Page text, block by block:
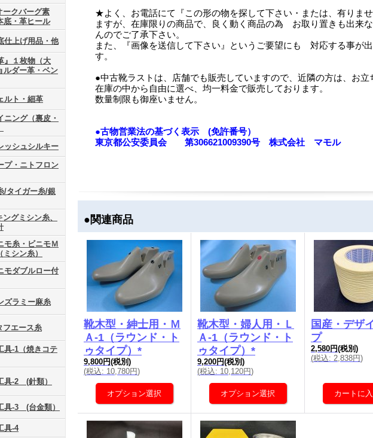
ークバーグ素
・革ヒール
仕上げ用品・他
』１枚物（大
ルダー革・ベン
ルト・細革
ニング（裏皮・
ッシュシルキー
プ・ニトフロン
/タイガー糸/銀
グミシン糸、
モ糸・ビニモＭ
ミシン糸）
モダブルロー付
ズラミー麻糸
フエース糸
具-1（焼きコテ
具-2 (針類）
具-3 (台金類）
具-4
★よく、お電話にて『この形の物を探して下さい・または、有りま
ますが、在庫限りの商品で、良く動く商品の為 お取り置きも出来
んのでご了承下さい。
また、『画像を送信して下さい』というご要望にも 対応する事が
す。
●中古靴ラストは、店舗でも販売していますので、近隣の方は、お立
在庫の中から自由に選べ、均一料金で販売しております。
数量制限も御座いません。
●古物営業法の基づく表示 (免許番号）
東京都公安委員会 第306621009390号 株式会社 マモル
●関連商品
靴木型・紳士用・Ｍ
Ａ-1（ラウンド・ト
ゥタイプ）*
9,800円(税別)
(税込: 10,780円)
靴木型・婦人用・Ｌ
Ａ-1（ラウンド・ト
ゥタイプ）*
9,200円(税別)
(税込: 10,120円)
国産・デザ
プ
2,580円(税別)
(税込: 2,838円)